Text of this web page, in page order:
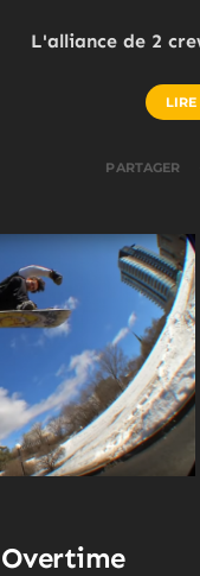
L'alliance de 2
PARTAGER